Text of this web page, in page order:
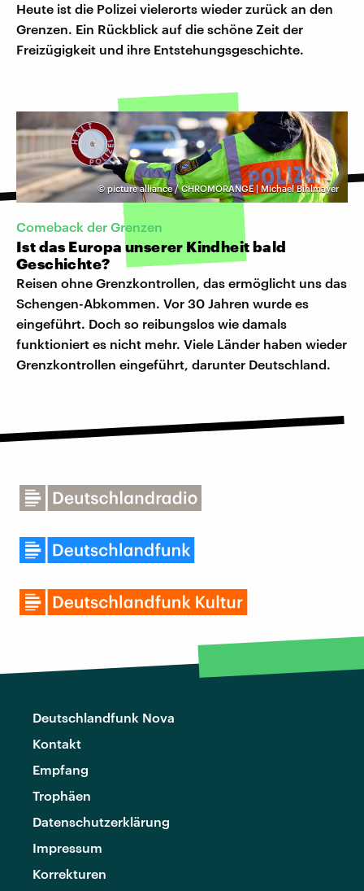
Heute ist die Polizei vielerorts wieder zurück an den
Grenzen. Ein Rückblick auf die schöne Zeit der
Freizügigkeit und ihre Entstehungsgeschichte.
©picture alliance / CHROMORANGE | Michael Bihlmayer
Comeback der Grenzen
Ist das Europa unserer Kindheit bald
Geschichte?
Reisen ohne Grenzkontrollen, das ermöglicht uns das
Schengen-Abkommen. Vor 30 Jahren wurde es
eingeführt. Doch so reibungslos wie damals
funktioniert es nicht mehr. Viele Länder haben wieder
Grenzkontrollen eingeführt, darunter Deutschland.
Deutschlandfunk Nova
Kontakt
Empfang
Trophäen
Datenschutzerklärung
Impressum
Korrekturen